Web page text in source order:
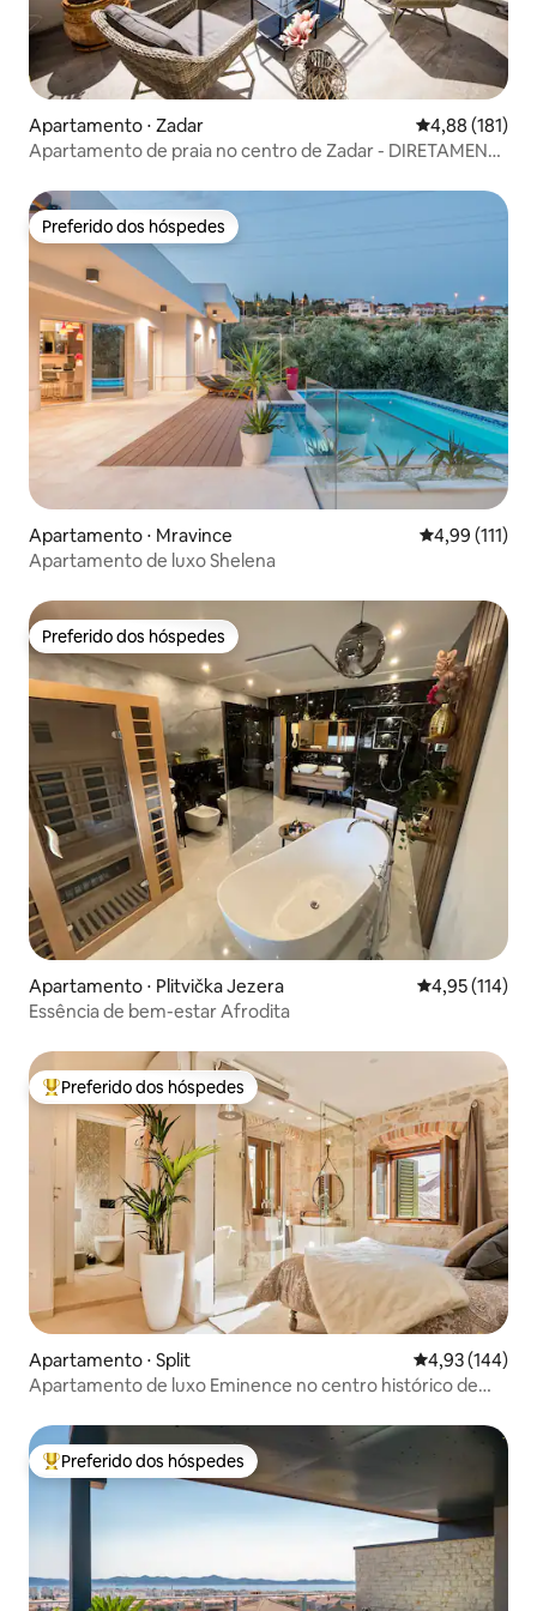
Apartamento ⋅ Zadar 4,88 de uma
4,88 (181)
Apartamento de praia no centro de Zadar - DIRETAMENTE
Preferido dos hóspedes
Preferido dos hóspedes
Apartamento ⋅ Mravince 4,99 de uma
4,99 (111)
Apartamento de luxo Shelena
Preferido dos hóspedes
Preferido dos hóspedes
Apartamento ⋅ Plitvička Jezera 4,95 de uma
4,95 (114)
Essência de bem-estar Afrodita
Entre os melhores preferidos dos hóspedes
Preferido dos hóspedes
Apartamento ⋅ Split 4,93 de uma
4,93 (144)
Apartamento de luxo Eminence no centro histórico de
Entre os melhores preferidos dos hóspedes
Preferido dos hóspedes